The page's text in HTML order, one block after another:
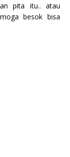
pita itu.. atau
besok bisa